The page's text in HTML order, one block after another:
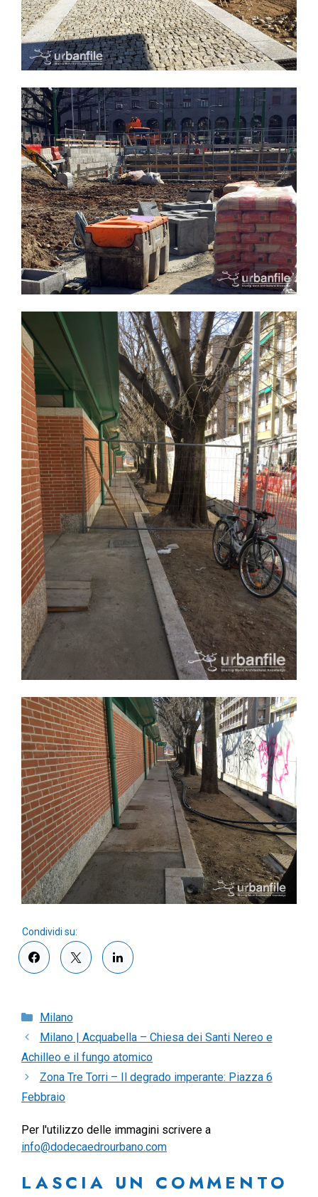
Categorie
Milano
Milano | Acquabella – Chiesa dei Santi Nereo e
Achilleo e il fungo atomico
Zona Tre Torri – Il degrado imperante: Piazza 6
Febbraio
Per l'utilizzo delle immagini scrivere a
info@dodecaedrourbano.com
LASCIA UN COMMENTO